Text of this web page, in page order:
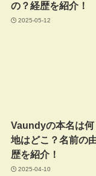
の？経歴を紹介！
2025-05-12
Vaundyの本名は何
地はどこ？名前の
歴を紹介！
2025-04-10